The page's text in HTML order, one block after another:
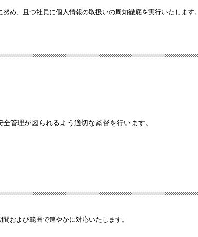
め、且つ社員に個人情報の取扱いの周知徹底を実行いたします。
管理が図られるよう適切な監督を行います。
および範囲で速やかに対応いたします。